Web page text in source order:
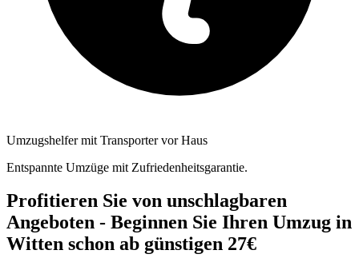
Umzugshelfer mit Transporter vor Haus
Entspannte Umzüge mit Zufriedenheitsgarantie.
Profitieren Sie von unschlagbaren
Angeboten - Beginnen Sie Ihren Umzug in
Witten schon ab günstigen 27€